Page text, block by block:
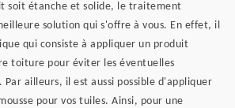
soit étanche et solide, le traitement
solution qui s'offre à vous. En effet, il
qui consiste à appliquer un produit
toiture pour éviter les éventuelles
ailleurs, il est aussi possible d'appliquer
pour vos tuiles. Ainsi, pour une